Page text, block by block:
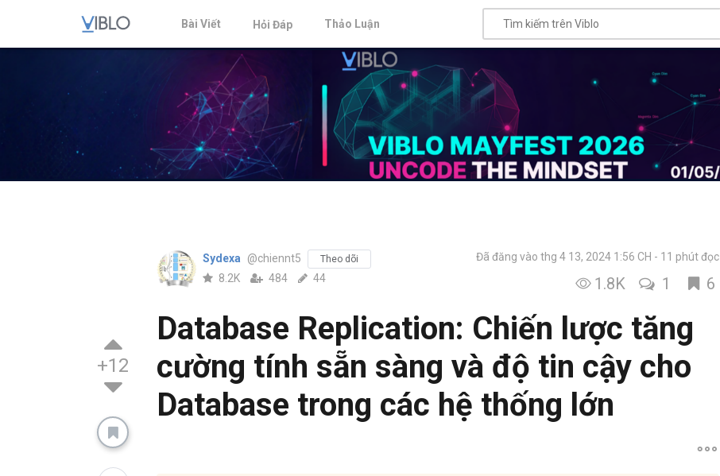
Bài Viết Hỏi Đáp Thảo Luận
+12
Sydexa @chiennt5 Theo dõi
8.2K 484 44
Đã đăng vào thg 4 13, 2024 1:56 CH 11 phút đọc
1.8K 1 6
Database Replication: Chiến lược tăng
cường tính sẵn sàng và độ tin cậy cho
Database trong các hệ thống lớn